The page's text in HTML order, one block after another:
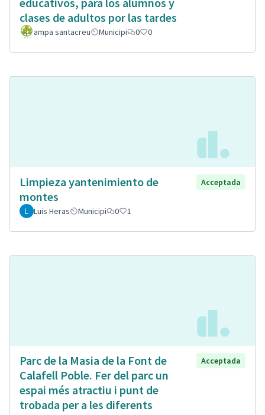
clases de adultos por las tardes
ampa santacreu Municipi 0 0
Limpieza yantenimiento de
montes
Acceptada
Luis Heras Municipi 0 1
Parc de la Masia de la Font de
Calafell Poble. Fer del parc un
espai més atractiu i punt de
trobada per a les diferents
Acceptada